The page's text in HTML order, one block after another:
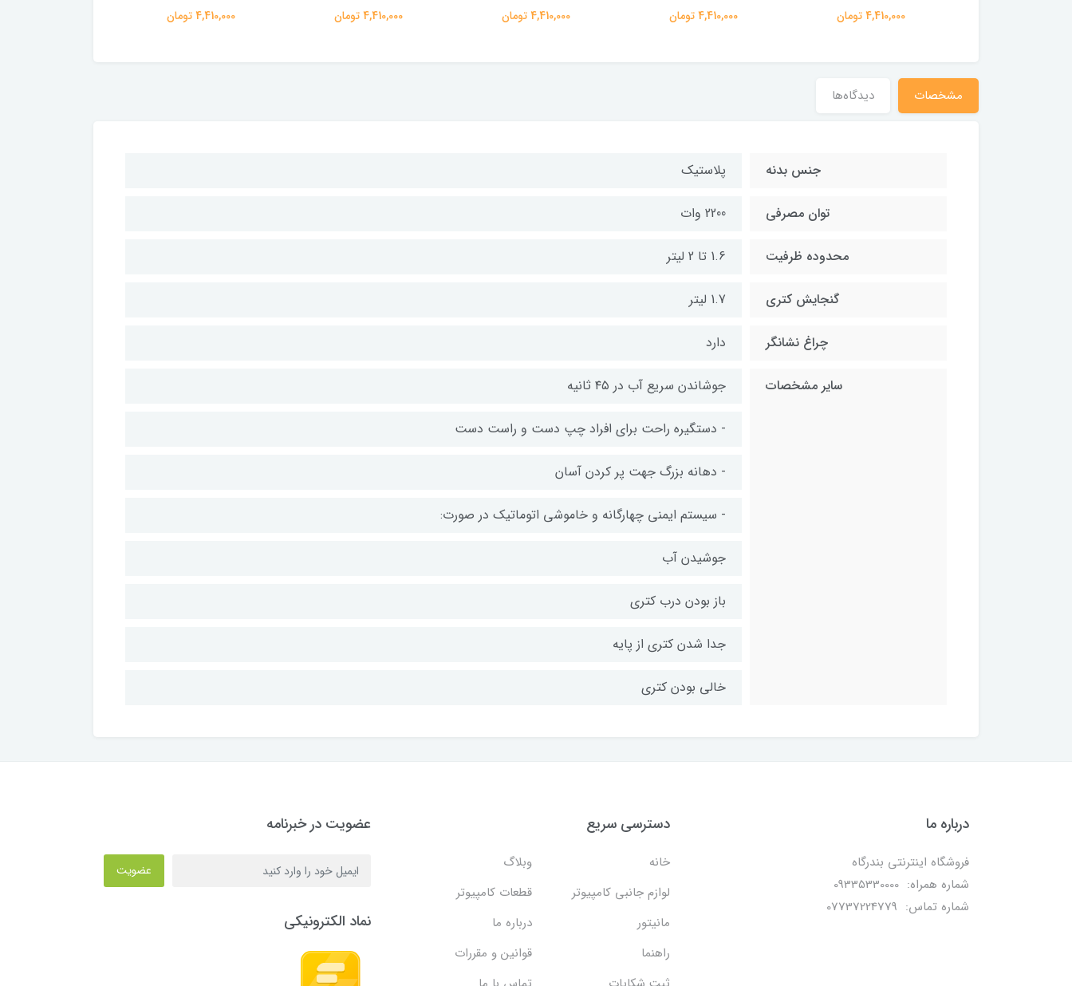
4,410,000 تومان 4,410,000 تومان 4,410,000 تومان 4,410,000 تومان 4,410,000 تومان
مشخصات دیدگاه‌ها
جنس بدنه پلاستیک
توان مصرفی 2200 وات
محدوده ظرفیت 1.6 تا 2 لیتر
گنجایش کتری 1.7 لیتر
چراغ نشانگر دارد
سایر مشخصات جوشاندن سریع آب در ۴۵ ثانیه
- دستگیره راحت برای افراد چپ دست و راست دست
- دهانه بزرگ جهت پر کردن آسان
- سیستم ایمنی چهارگانه و خاموشی اتوماتیک در صورت:
جوشیدن آب
باز بودن درب کتری
جدا شدن کتری از پایه
خالی بودن کتری
درباره ما
فروشگاه اینترنتی بندرگاه
شماره همراه: 09335330000
شماره تماس: 07737224779
دسترسی سریع
خانه
وبلاگ
لوازم جانبی کامپیوتر
قطعات کامپیوتر
مانیتور
درباره ما
راهنما
قوانین و مقررات
عضویت در خبرنامه
عضویت
نماد الکترونیکی